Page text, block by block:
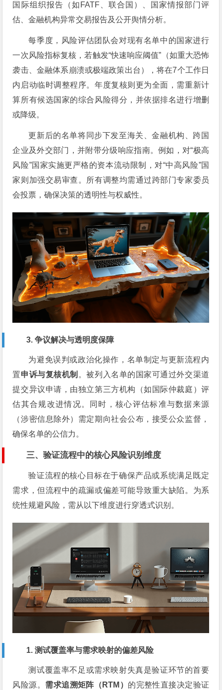
国际组织报告（如FATF、联合国）、国家情报部门评
估、金融机构异常交易报告及公开舆情分析。
每季度，风险评估团队会对现有名单中的国家进行
一次风险指标复核，若触发“快速响应阈值”（如重大恐怖
袭击、金融体系崩溃或极端政策出台），将在7个工作日
内启动临时调整程序。年度复核则更为全面，需重新计
算所有候选国家的综合风险得分，并依据排名进行增删
或降级。
更新后的名单将同步下发至海关、金融机构、跨国
企业及外交部门，并附带分级响应指南。例如，对“极高
风险”国家实施更严格的资本流动限制，对“中高风险”国
家则加强交易审查。所有调整均需通过跨部门专家委员
会投票，确保决策的透明性与权威性。
3. 争议解决与透明度保障
为避免误判或政治化操作，名单制定与更新流程内
置申诉与复核机制 。被列入名单的国家可通过外交渠道
提交异议申请，由独立第三方机构（如国际仲裁庭）评
估其合规改进情况。同时，核心评估标准与数据来源
（涉密信息除外）需定期向社会公布，接受公众监督，
确保名单的公信力。
三、验证流程中的核心风险识别维度
验证流程的核心目标在于确保产品或系统满足既定
需求，但流程中的疏漏或偏差可能导致重大缺陷。为系
统性规避风险，需从以下维度进行穿透式识别。
1. 测试覆盖率与需求映射的偏差风险
测试覆盖率不足或需求映射失真是验证环节的首要
风险源。 需求追溯矩阵（RTM） 的完整性直接决定验证